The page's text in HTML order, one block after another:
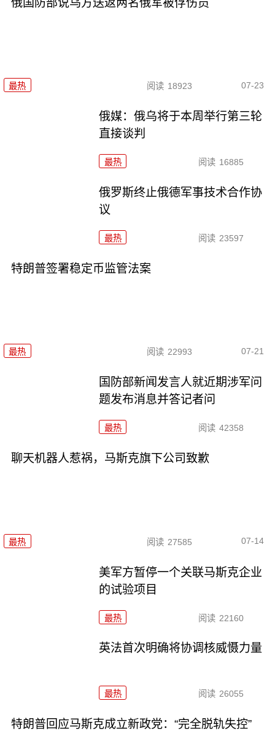
俄国防部说乌方送返两名俄军被俘伤员
最热 阅读 18923 07-23
俄媒：俄乌将于本周举行第三轮
直接谈判
最热 阅读 16885
俄罗斯终止俄德军事技术合作协
议
最热 阅读 23597
特朗普签署稳定币监管法案
最热 阅读 22993 07-21
国防部新闻发言人就近期涉军问
题发布消息并答记者问
最热 阅读 42358
聊天机器人惹祸，马斯克旗下公司致歉
最热 阅读 27585 07-14
美军方暂停一个关联马斯克企业
的试验项目
最热 阅读 22160
英法首次明确将协调核威慑力量
最热 阅读 26055
特朗普回应马斯克成立新政党：“完全脱轨失控”